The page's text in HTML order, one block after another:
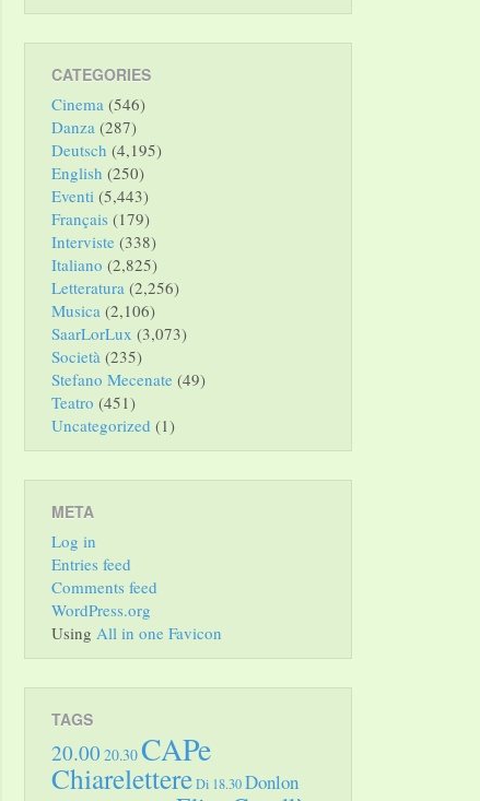
CATEGORIES
Cinema (546)
Danza (287)
Deutsch (4,195)
English (250)
Eventi (5,443)
Français (179)
Interviste (338)
Italiano (2,825)
Letteratura (2,256)
Musica (2,106)
SaarLorLux (3,073)
Società (235)
Stefano Mecenate (49)
Teatro (451)
Uncategorized (1)
META
Log in
Entries feed
Comments feed
WordPress.org
Using All in one Favicon
TAGS
20.00 20.30CAPe
ChiarelettereDi 18.30Donlon